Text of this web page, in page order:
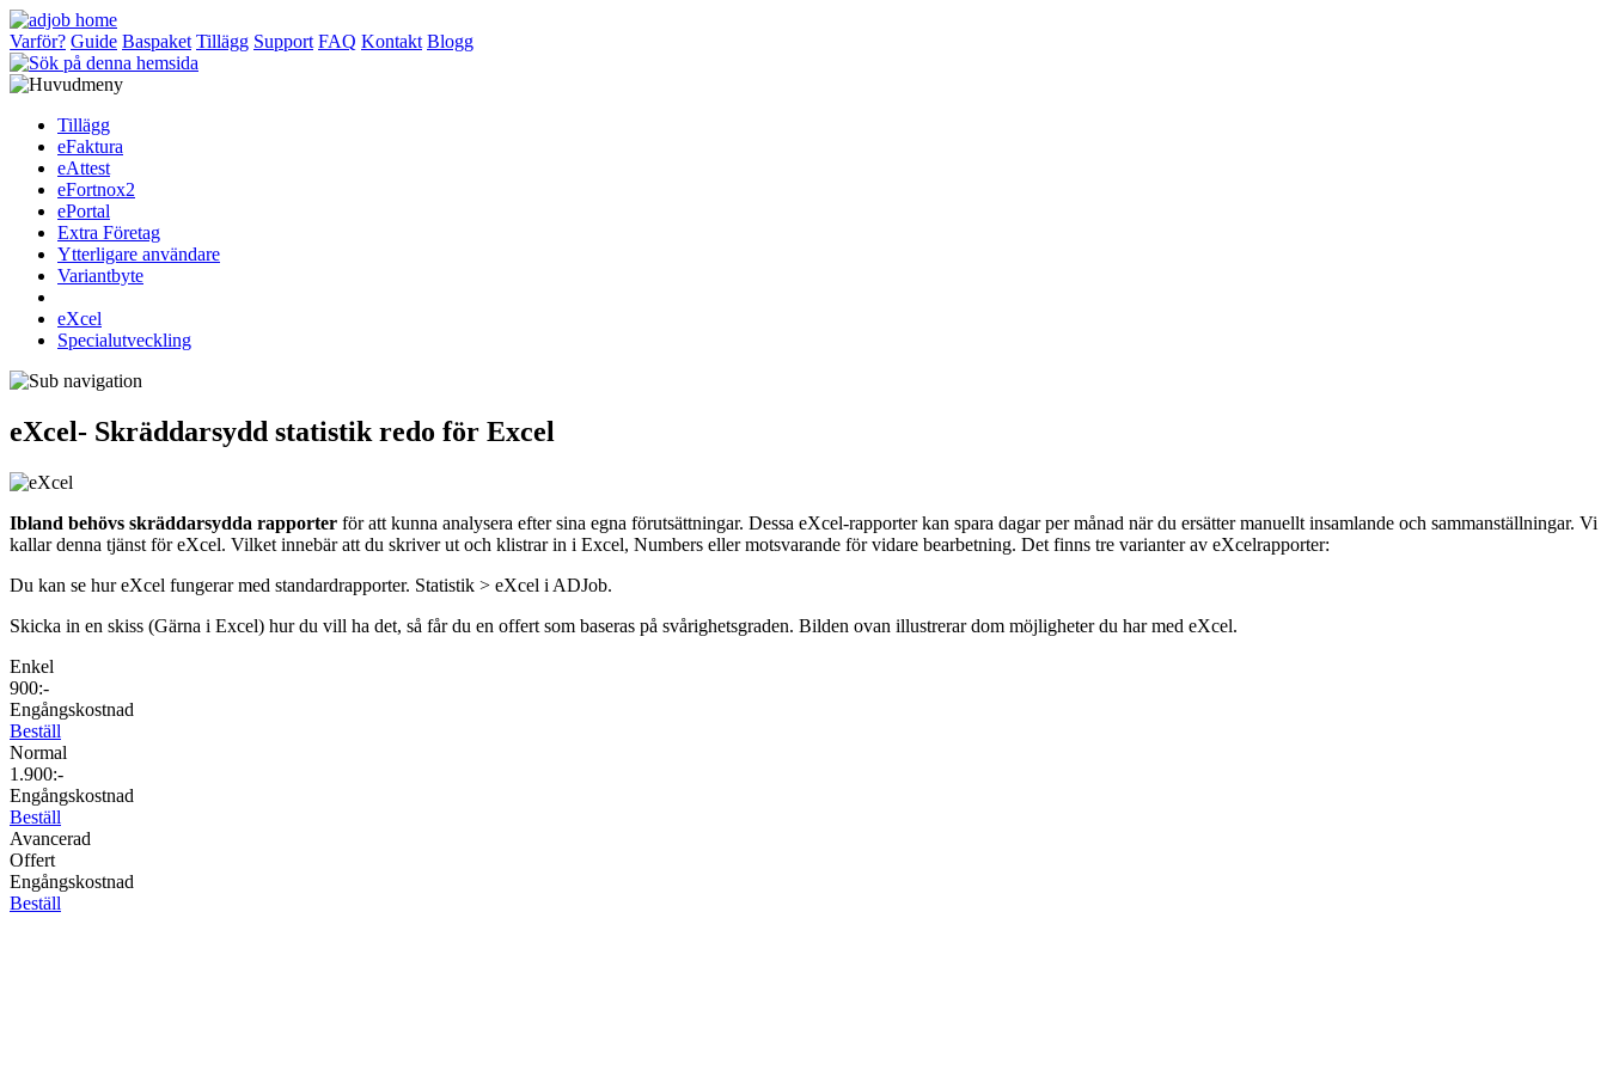
Varför? Guide Baspaket Tillägg Support FAQ Kontakt Blogg
Tillägg
eFaktura
eAttest
eFortnox2
ePortal
Extra Företag
Ytterligare användare
Variantbyte
eXcel
Specialutveckling
eXcel- Skräddarsydd statistik redo för Excel
Ibland behövs skräddarsydda rapporter för att kunna analysera efter sina egna förutsättningar. Dessa eXcel-rapporter kan spara dagar per månad när du ersätter manuellt insamlande och sammanställningar. Vi
kallar denna tjänst för eXcel. Vilket innebär att du skriver ut och klistrar in i Excel, Numbers eller motsvarande för vidare bearbetning. Det finns tre varianter av eXcelrapporter:
Du kan se hur eXcel fungerar med standardrapporter. Statistik > eXcel i ADJob.
Skicka in en skiss (Gärna i Excel) hur du vill ha det, så får du en offert som baseras på svårighetsgraden. Bilden ovan illustrerar dom möjligheter du har med eXcel.
Enkel
900:-
Engångskostnad
Beställ
Normal
1.900:-
Engångskostnad
Beställ
Avancerad
Offert
Engångskostnad
Beställ